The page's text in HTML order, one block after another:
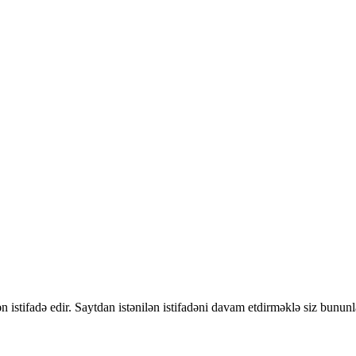
edir. Saytdan istənilən istifadəni davam etdirməklə siz